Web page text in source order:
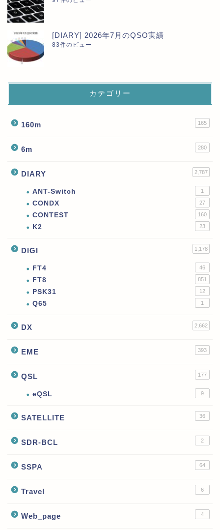
[DIARY] 2026年7月のQSO実績
83件のビュー
カテゴリー
160m 165
6m 280
DIARY 2,787
ANT-Switch 1
CONDX 27
CONTEST 160
K2 23
DIGI 1,178
FT4 46
FT8 851
PSK31 12
Q65 1
DX 2,662
EME 393
QSL 177
eQSL 9
SATELLITE 36
SDR-BCL 2
SSPA 64
Travel 6
Web_page 4